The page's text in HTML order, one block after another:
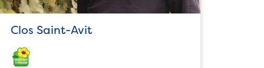
Clos Saint-Avit